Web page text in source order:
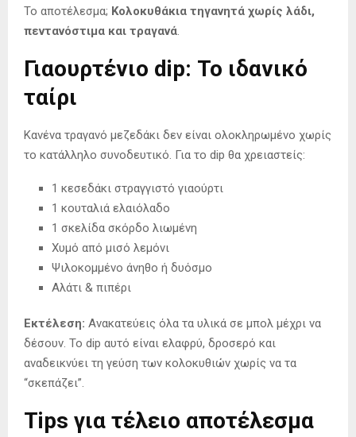
Το αποτέλεσμα; Κολοκυθάκια τηγανητά χωρίς λάδι,
πεντανόστιμα και τραγανά.
Γιαουρτένιο dip: Το ιδανικό
ταίρι
Κανένα τραγανό μεζεδάκι δεν είναι ολοκληρωμένο χωρίς
το κατάλληλο συνοδευτικό. Για το dip θα χρειαστείς:
1 κεσεδάκι στραγγιστό γιαούρτι
1 κουταλιά ελαιόλαδο
1 σκελίδα σκόρδο λιωμένη
Χυμό από μισό λεμόνι
Ψιλοκομμένο άνηθο ή δυόσμο
Αλάτι & πιπέρι
Εκτέλεση: Ανακατεύεις όλα τα υλικά σε μπολ μέχρι να
δέσουν. Το dip αυτό είναι ελαφρύ, δροσερό και
αναδεικνύει τη γεύση των κολοκυθιών χωρίς να τα
“σκεπάζει”.
Tips για τέλειο αποτέλεσμα